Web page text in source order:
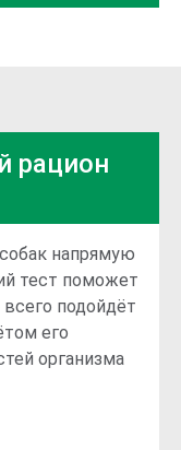
рацион
напрямую
тест поможет
подойдёт
его
организма